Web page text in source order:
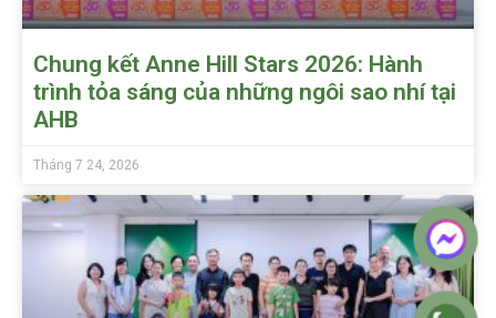
Chung kết Anne Hill Stars 2026: Hành
trình tỏa sáng của những ngôi sao nhí tại
AHB
Tháng 7 24, 2026